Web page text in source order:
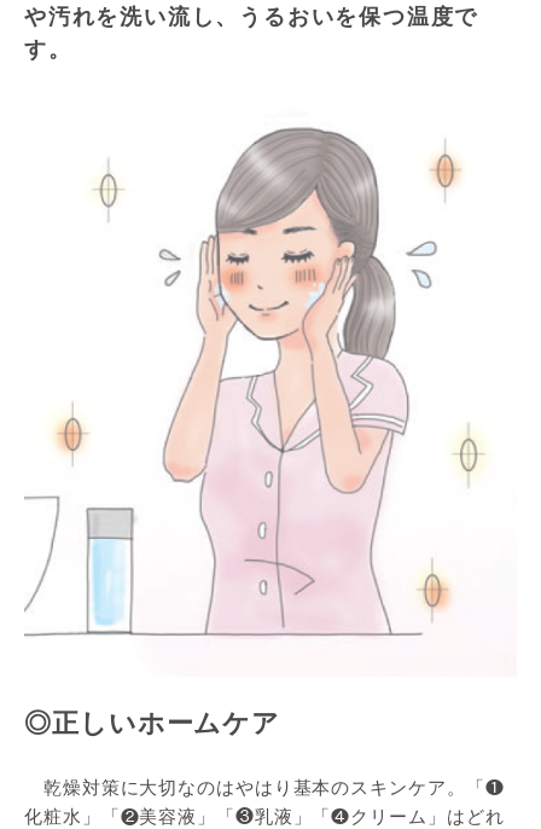
や汚れを洗い流し、うるおいを保つ温度で
す。
◎正しいホームケア
乾燥対策に大切なのはやはり基本のスキンケア。「❶
化粧水」「❷美容液」「❸乳液」「❹クリーム」はどれ